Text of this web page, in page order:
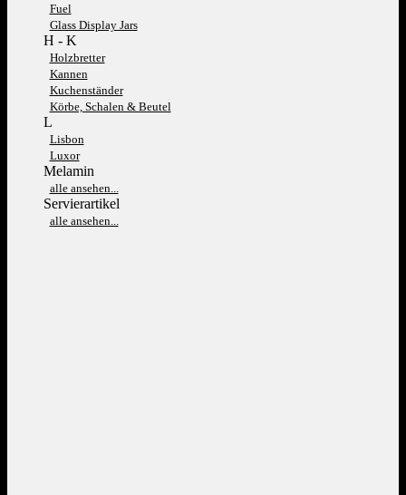
Fuel
Glass Display Jars
H - K
Holzbretter
Kannen
Kuchenständer
Körbe, Schalen & Beutel
L
Lisbon
Luxor
Melamin
alle ansehen...
Servierartikel
alle ansehen...